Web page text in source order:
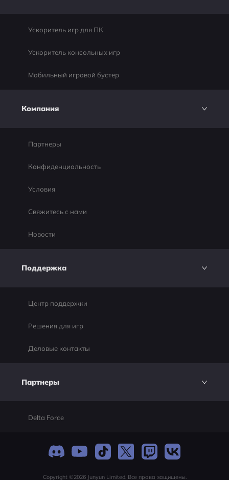
Ускоритель игр для ПК
Ускоритель консольных игр
Мобильный игровой бустер
Компания
Партнеры
Конфиденциальность
Условия
Свяжитесь с нами
Новости
Поддержка
Центр поддержки
Решения для игр
Деловые контакты
Партнеры
Delta Force
Copyright ©2026 Junyun Limited. Все права защищены.